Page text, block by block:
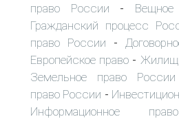
право России -
Гражданский процесс
право России -
Европейское право -
Земельное право России
право России -
Информационное